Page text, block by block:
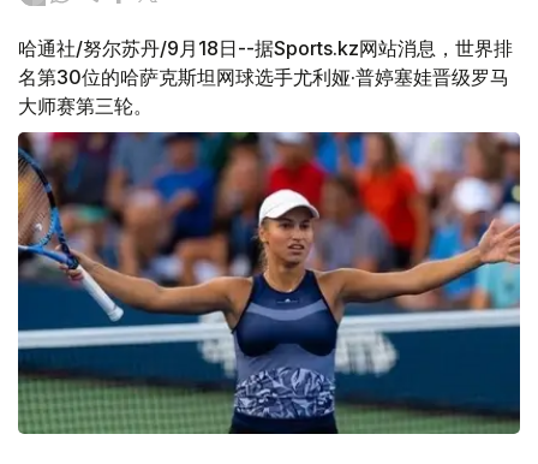
哈通社/努尔苏丹/9月18日--据Sports.kz网站消息，世界排
名第30位的哈萨克斯坦网球选手尤利娅·普婷塞娃晋级罗马
大师赛第三轮。